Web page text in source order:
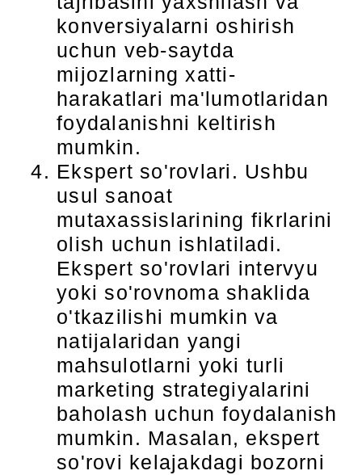
konversiyalarni oshirish
uchun veb-saytda
mijozlarning xatti-
harakatlari ma'lumotlaridan
foydalanishni keltirish
mumkin.
Ekspert so'rovlari. Ushbu
usul sanoat
mutaxassislarining fikrlarini
olish uchun ishlatiladi.
Ekspert so'rovlari intervyu
yoki so'rovnoma shaklida
o'tkazilishi mumkin va
natijalaridan yangi
mahsulotlarni yoki turli
marketing strategiyalarini
baholash uchun foydalanish
mumkin. Masalan, ekspert
so'rovi kelajakdagi bozorni